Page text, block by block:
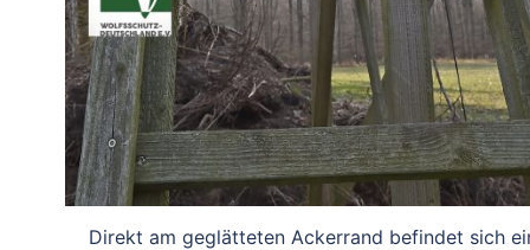
Direkt am geglätteten Ackerrand befindet sich